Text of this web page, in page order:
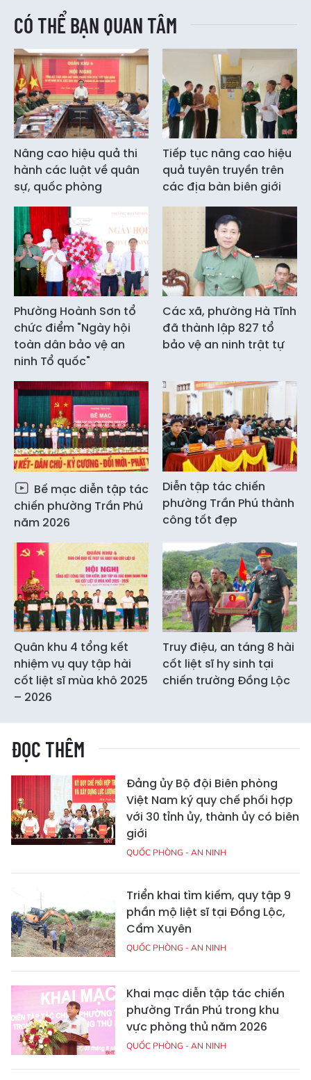
CÓ THỂ BẠN QUAN TÂM
Nâng cao hiệu quả thi
hành các luật về quân
sự, quốc phòng
Tiếp tục nâng cao hiệu
quả tuyên truyền trên
các địa bàn biên giới
Phường Hoành Sơn tổ
chức điểm "Ngày hội
toàn dân bảo vệ an
ninh Tổ quốc"
Các xã, phường Hà Tĩnh
đã thành lập 827 tổ
bảo vệ an ninh trật tự
Bế mạc diễn tập tác
chiến phường Trần Phú
năm 2026
Diễn tập tác chiến
phường Trần Phú thành
công tốt đẹp
Quân khu 4 tổng kết
nhiệm vụ quy tập hài
cốt liệt sĩ mùa khô 2025
– 2026
Truy điệu, an táng 8 hài
cốt liệt sĩ hy sinh tại
chiến trường Đồng Lộc
ĐỌC THÊM
Đảng ủy Bộ đội Biên phòng
Việt Nam ký quy chế phối hợp
với 30 tỉnh ủy, thành ủy có biên
giới
QUỐC PHÒNG - AN NINH
Triển khai tìm kiếm, quy tập 9
phần mộ liệt sĩ tại Đồng Lộc,
Cẩm Xuyên
QUỐC PHÒNG - AN NINH
Khai mạc diễn tập tác chiến
phường Trần Phú trong khu
vực phòng thủ năm 2026
QUỐC PHÒNG - AN NINH